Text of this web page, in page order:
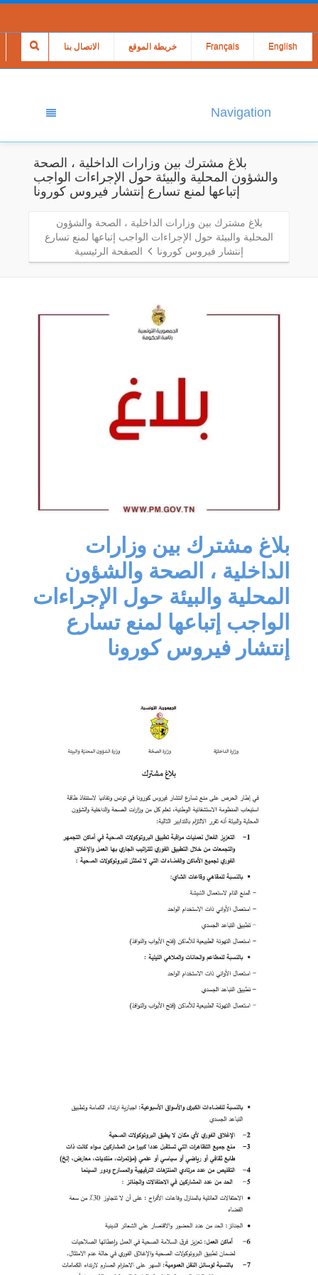
الاتصال بنا خريطة الموقع Français English
Navigation
بلاغ مشترك بين وزارات الداخلية ، الصحة
والشؤون المحلية والبيئة حول الإجراءات الواجب
إتباعها لمنع تسارع إنتشار فيروس كورونا
بلاغ مشترك بين وزارات الداخلية ، الصحة والشؤون
المحلية والبيئة حول الإجراءات الواجب إتباعها لمنع تسارع
إنتشار فيروس كورونا
الصفحة الرئيسية
بلاغ مشترك بين وزارات
الداخلية ، الصحة والشؤون
المحلية والبيئة حول الإجراءات
الواجب إتباعها لمنع تسارع
إنتشار فيروس كورونا